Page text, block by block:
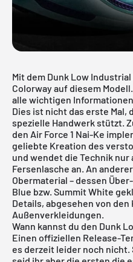
Mit dem Dunk Low
Colorway auf diesem
alle wichtigen
Dies ist nicht das erste Mal,
spezielle Handwerk stützt.
den Air Force 1 Nai-Ke
geliebte Kreation des
und wendet die Technik nur
Fersenlasche an. An
Obermaterial – dessen
Blue bzw. Summit White
Details, abgesehen von
Außenverkleidungen.
Wann kannst du den Dunk
Einen offiziellen Release-
es derzeit leider noch nicht.